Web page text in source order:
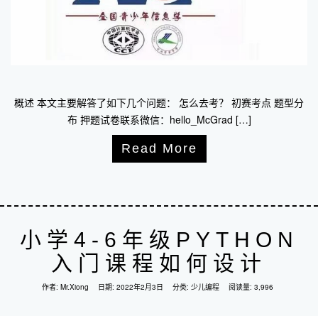
概述 本文主要解答了如下几个问题： 怎么去考？ 初赛考点 题型分
布 押题试卷联系微信：hello_McGrad […]
Read More
小学4-6年级PYTHON
入门课程如何设计
作者: Mr.Xiong 日期: 2022年2月3日 分类: 少儿编程 阅读量: 3,996